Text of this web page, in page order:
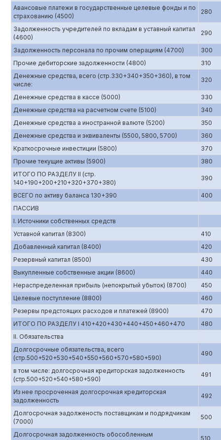
Авансовые платежи в государственные целевые фонды и по
страхованию (4500)
280
Задолженность учредителей по вкладам в уставный капитал
(4600)
290
Задолженность персонала по прочим операциям (4700)
300
Прочие дебиторские задолженности (4800)
310
Денежные средства, всего (стр.330+340+350+360), в том
числе:
320
Денежные средства в кассе (5000)
330
Денежные средства на расчетном счете (5100)
340
Денежные средства а иностранной валюте (5200)
350
Денежные средства и эквиваленты (5500, 5800, 5700)
360
Краткосрочные инвестиции (5800)
370
Прочие текущие активы (5900)
380
ИТОГО ПО РАЗДЕЛУ II (стр.
140+190+200+210+320+370+380)
390
ВСЕГО по активу баланса 130+390
400
ПАССИВ
I. Источники собственных средств
Уставной капитал (8300)
410
Добавленный капитал (8400)
420
Резервный капитал (8500)
430
Выкупленные собственные акции (8600)
440
Нераспределенная прибыль (непокрытый убыток) (8700)
450
Целевые поступление (8800)
460
Резервы предстоящих расходов и платежей (8900)
470
ИТОГО ПО РАЗДЕЛУ I 410+420+430+440+450+460+470
480
II. Обязательства
Долгосрочные обязательства, всего
(стр.500+520+530+540+550+560+570+580+590)
490
в том числе: долгосрочная кредиторская задолженность
(стр.500+520+540+580+590)
491
Из нее просроченная долгосрочная кредиторская
задолженность
492
Долгосрочная эадолженость поставщикам и подрядчикам
(7000)
500
Долгосрочная задолженность обособленным
510